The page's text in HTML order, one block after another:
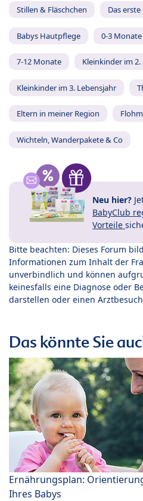
Stillen & Fläschchen Das erste
Babys Hautpflege 0-3 Monate
7-12 Monate Kleinkinder im
Kleinkinder im 3. Lebensjahr
Eltern in meiner Region
Wichteln, Wanderpakete & Co
Neu hier?
BabyClub
Vorteile
Bitte beachten: Dieses Forum
Informationen zum Inhalt der
unverbindlich und können
keinesfalls eine Diagnose oder
darstellen oder einen
Das könnte Sie
Ernährungsplan:
Ihres Babys